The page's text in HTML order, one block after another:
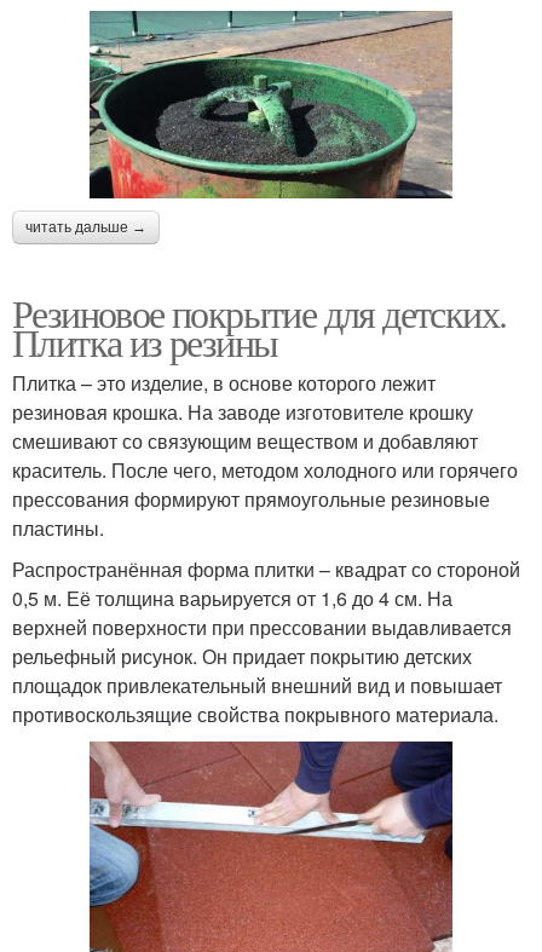
читать дальше →
Резиновое покрытие для детских.
Плитка из резины
Плитка – это изделие, в основе которого лежит
резиновая крошка. На заводе изготовителе крошку
смешивают со связующим веществом и добавляют
краситель. После чего, методом холодного или горячего
прессования формируют прямоугольные резиновые
пластины.
Распространённая форма плитки – квадрат со стороной
0,5 м. Её толщина варьируется от 1,6 до 4 см. На
верхней поверхности при прессовании выдавливается
рельефный рисунок. Он придает покрытию детских
площадок привлекательный внешний вид и повышает
противоскользящие свойства покрывного материала.